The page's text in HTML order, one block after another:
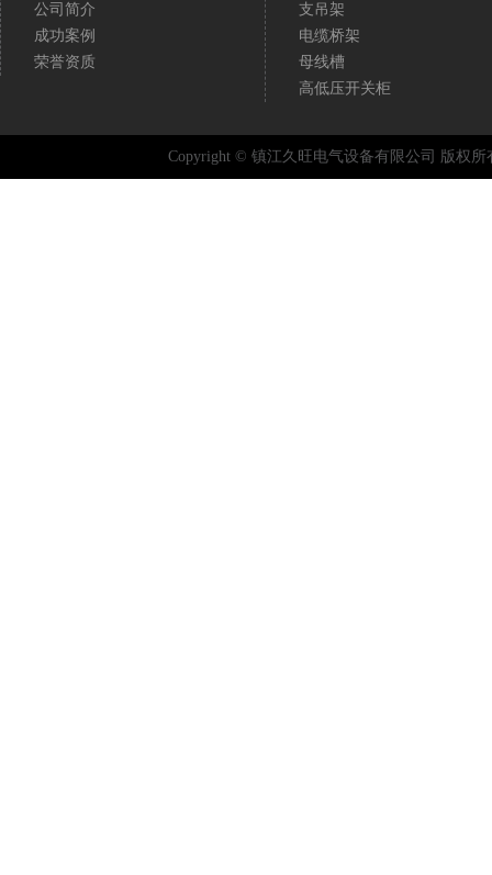
公司简介
成功案例
荣誉资质
支吊架
电缆桥架
母线槽
高低压开关柜
Copyright © 镇江久旺电气设备有限公司 版权所